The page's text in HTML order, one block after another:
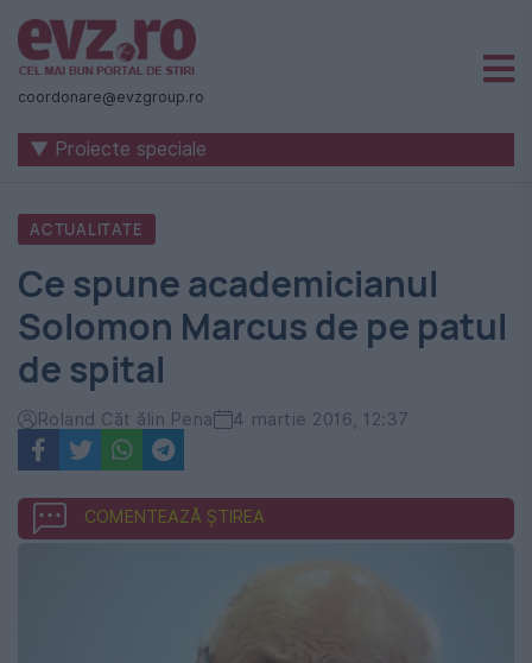
Știri
naționale
internaționale
România
-
Evenimentul
Zilei
coordonare@evzgroup.ro
▼ Proiecte speciale
ACTUALITATE
Ce spune academicianul
Solomon Marcus de pe patul
de spital
Roland Căt ălin Pena 4 martie 2016, 12:37
COMENTEAZĂ ȘTIREA